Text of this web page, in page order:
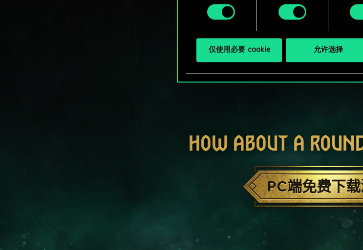
仅使用必要 cookie 允许选择
HOW ABOUT A
PC端免费下